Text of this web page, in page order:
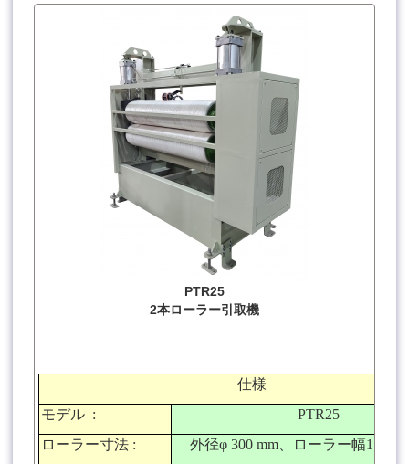
PTR25
2本ローラー引取機
仕様
モデル :
PTR25
ローラー寸法 : 外径φ 300 mm 、ローラー幅1500